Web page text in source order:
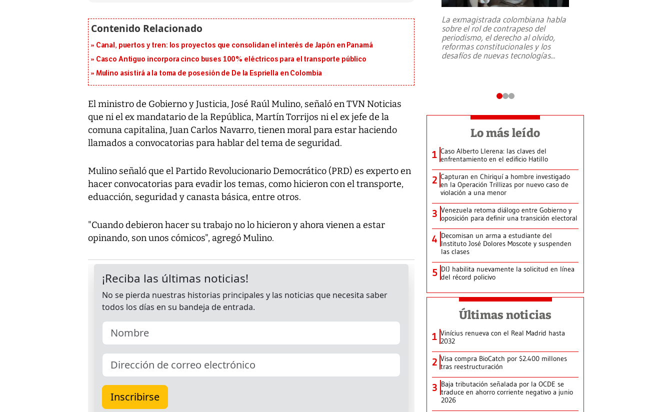
Canal, puertos y tren: los proyectos que consolidan el interés de Japón en Panamá
Casco Antiguo incorpora cinco buses 100% eléctricos para el transporte público
Mulino asistirá a la toma de posesión de De la Espriella en Colombia
El ministro de Gobierno y Justicia, José Raúl Mulino, señaló en TVN Noticias
que ni el ex mandatario de la República, Martín Torrijos ni el ex jefe de la
comuna capitalina, Juan Carlos Navarro, tienen moral para estar haciendo
llamados a convocatorias para hablar del tema de seguridad.
Mulino señaló que el Partido Revolucionario Democrático (PRD) es experto en
hacer convocatorias para evadir los temas, como hicieron con el transporte,
eduacción, seguridad y canasta básica, entre otros.
"Cuando debieron hacer su trabajo no lo hicieron y ahora vienen a estar
opinando, son unos cómicos", agregó Mulino.
al sur de Japón, provocando una
La exmagistrada colombiana habla
sobre el rol de contrapeso del
periodismo, el derecho al olvido,
reformas constitucionales y los
desafíos de nuevas tecnologías...
Lo más leído
1 Caso Alberto Llerena: las claves del
enfrentamiento en el edificio Hatillo
2 Capturan en Chiriquí a hombre investigado
en la Operación Trillizas por nuevo caso de
violación a una menor
3 Venezuela retoma diálogo entre Gobierno y
oposición para definir una transición electoral
4 Decomisan un arma a estudiante del
Instituto José Dolores Moscote y suspenden
las clases
5 DIJ habilita nuevamente la solicitud en línea
del récord policivo
Últimas noticias
1 Vinícius renueva con el Real Madrid hasta
2032
2 Visa compra BioCatch por $2.400 millones
tras reestructuración
3 Baja tributación señalada por la OCDE se
traduce en ahorro corriente negativo a junio
2026